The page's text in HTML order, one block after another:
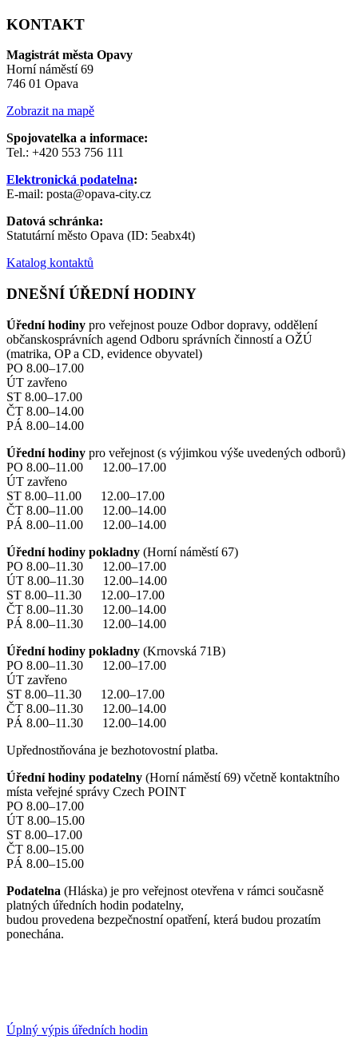
KONTAKT
Magistrát města Opavy
Horní náměstí 69
746 01 Opava
Zobrazit na mapě
Spojovatelka a informace:
Tel.: +420 553 756 111
Elektronická podatelna:
E-mail: posta@opava-city.cz
Datová schránka:
Statutární město Opava (ID: 5eabx4t)
Katalog kontaktů
DNEŠNÍ ÚŘEDNÍ HODINY
Úřední hodiny pro veřejnost pouze Odbor dopravy, oddělení
občanskosprávních agend Odboru správních činností a OŽÚ
(matrika, OP a CD, evidence obyvatel)
PO 8.00–17.00
ÚT zavřeno
ST 8.00–17.00
ČT 8.00–14.00
PÁ 8.00–14.00
Úřední hodiny pro veřejnost (s výjimkou výše uvedených odborů)
PO 8.00–11.00 12.00–17.00
ÚT zavřeno
ST 8.00–11.00 12.00–17.00
ČT 8.00–11.00 12.00–14.00
PÁ 8.00–11.00 12.00–14.00
Úřední hodiny pokladny (Horní náměstí 67)
PO 8.00–11.30 12.00–17.00
ÚT 8.00–11.30 12.00–14.00
ST 8.00–11.30 12.00–17.00
ČT 8.00–11.30 12.00–14.00
PÁ 8.00–11.30 12.00–14.00
Úřední hodiny pokladny (Krnovská 71B)
PO 8.00–11.30 12.00–17.00
ÚT zavřeno
ST 8.00–11.30 12.00–17.00
ČT 8.00–11.30 12.00–14.00
PÁ 8.00–11.30 12.00–14.00
Upřednostňována je bezhotovostní platba.
Úřední hodiny podatelny (Horní náměstí 69) včetně kontaktního
místa veřejné správy Czech POINT
PO 8.00–17.00
ÚT 8.00–15.00
ST 8.00–17.00
ČT 8.00–15.00
PÁ 8.00–15.00
Podatelna (Hláska) je pro veřejnost otevřena v rámci současně
platných úředních hodin podatelny,
budou provedena bezpečnostní opatření, která budou prozatím
ponechána.
Úplný výpis úředních hodin